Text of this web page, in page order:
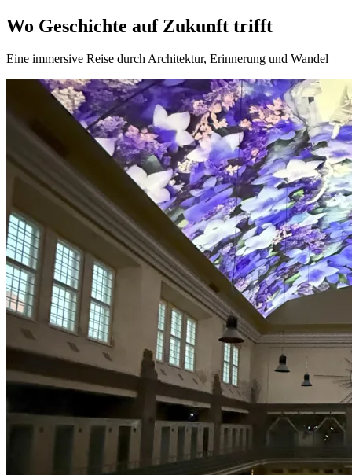
Wo Geschichte auf Zukunft trifft
Eine immersive Reise durch Architektur, Erinnerung und Wandel